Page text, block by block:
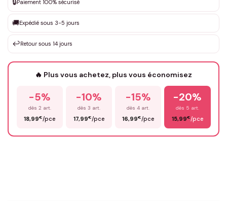
Que souhaitez-vous ?*
Votre texte / idée*
Prénom*
Paiement 100% sécurisé
🚚Expédié sous 3-5 jours
↩️Retour sous 14 jours
🔥 Plus vous achetez, plus vous économisez
-5%
dès 2 art.
18,99€/pce
-10%
dès 3 art.
17,99€/pce
-15%
dès 4 art.
16,99€/pce
-20%
dès 5 art.
15,99€/pce